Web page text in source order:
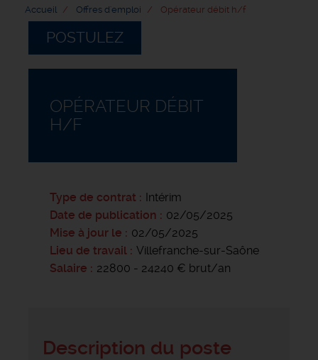
Accueil Offres d'emploi Opérateur débit h/f
POSTULEZ
OPÉRATEUR DÉBIT
H/F
Type de contrat
Intérim
Date de publication
02/05/2025
Mise à jour le
02/05/2025
Lieu de travail
Villefranche-sur-Saône
Salaire
22800 - 24240 € brut/an
Description du poste